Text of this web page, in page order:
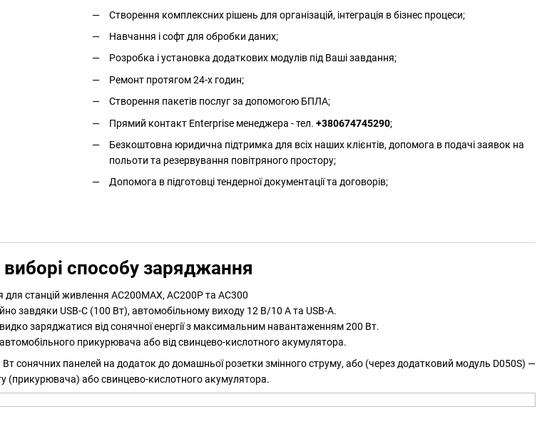
Створення комплексних рішень для організацій, інтеграція в бізнес процеси;
Навчання і софт для обробки даних;
Розробка і установка додаткових модулів під Ваші завдання;
Ремонт протягом 24-х годин;
Створення пакетів послуг за допомогою БПЛА;
Прямий контакт Enterprise менеджера - тел. +380674745290;
Безкоштовна юридична підтримка для всіх наших клієнтів, допомога в подачі заявок на
польоти та резервування повітряного простору;
Допомога в підготовці тендерної документації та договорів;
виборі способу заряджання
станцій живлення AC200MAX, AC200P та AC300
завдяки USB-C (100 Вт), автомобільному виходу 12 В/10 А та USB-A.
заряджатися від сонячної енергії з максимальним навантаженням 200 Вт.
прикурювача або від свинцево-кислотного акумулятора.
сонячних панелей на додаток до домашньої розетки змінного струму, або (через додатковий модуль D050S) —
(прикурювача) або свинцево-кислотного акумулятора.